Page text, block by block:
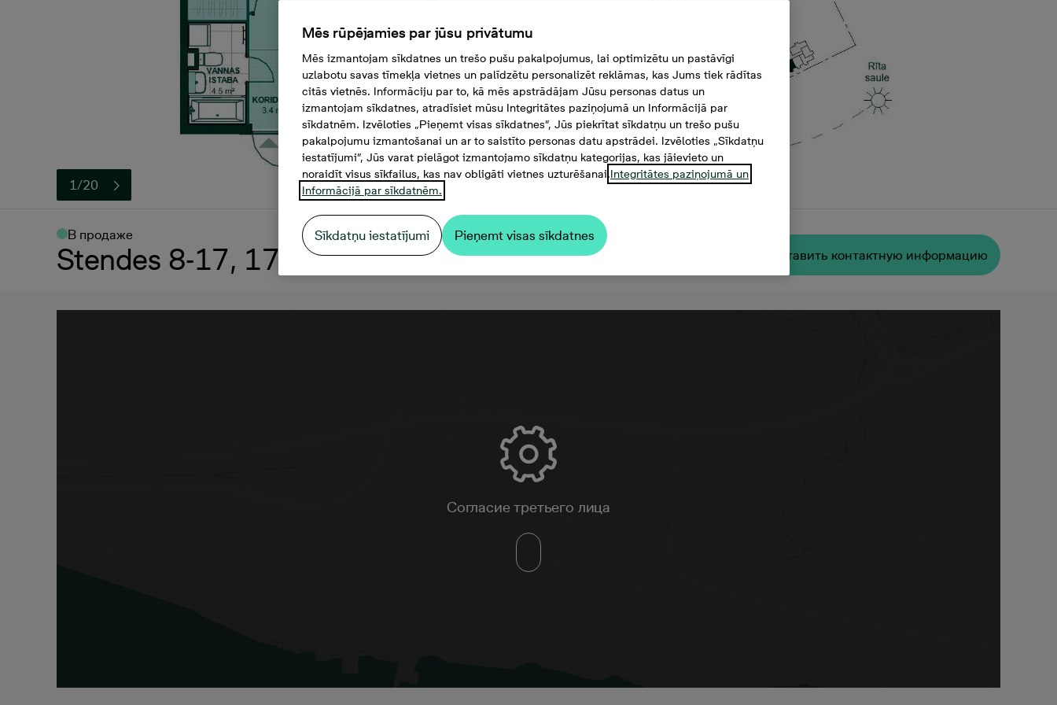
1/20
В продаже
Stendes 8-17, 17, 121 000 €, 2 комнаты, 48,8 м² Oставить контактную информацию
Согласие третьего лица
Mēs rūpējamies par jūsu privātumu
Mēs izmantojam sīkdatnes un trešo pušu pakalpojumus, lai optimizētu un pastāvīgi
uzlabotu savas tīmekļa vietnes un palīdzētu personalizēt reklāmas, kas Jums tiek rādītas
citās vietnēs. Informāciju par to, kā mēs apstrādājam Jūsu personas datus un
izmantojam sīkdatnes, atradīsiet mūsu Integritātes paziņojumā un Informācijā par
sīkdatnēm. Izvēloties „Pieņemt visas sīkdatnes”, Jūs piekrītat sīkdatņu un trešo pušu
pakalpojumu izmantošanai un ar to saistīto personas datu apstrādei. Izvēloties „Sīkdatņu
iestatījumi”, Jūs varat pielāgot izmantojamo sīkdatņu kategorijas, kas jāievieto un
noraidīt visus sīkfailus, kas nav obligāti vietnes uzturēšanai.Integritātes paziņojumā un
Informācijā par sīkdatnēm.
Sīkdatņu iestatījumi Pieņemt visas sīkdatnes